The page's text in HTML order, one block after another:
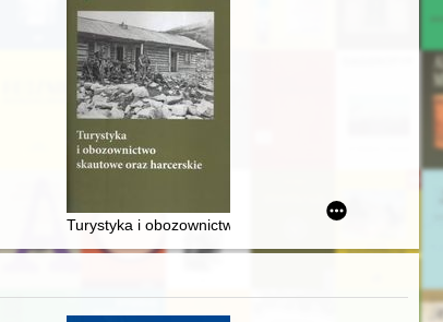
starszego
Zachodu podczas rejz krzyżackich (w świetle wybranych
Turystyka i obozownictwo skautowe oraz harcerskie